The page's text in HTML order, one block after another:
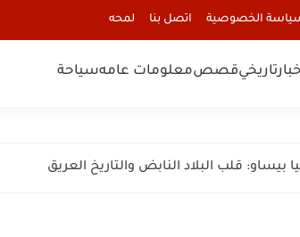
الخصوصية اتصل بنا لمحه
تاريخيقصصمعلومات عامهسياحة